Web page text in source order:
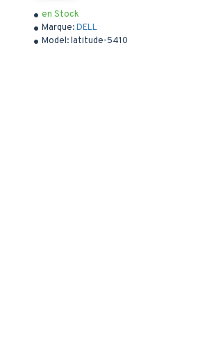
en Stock
Marque:DELL
Model:latitude-5410